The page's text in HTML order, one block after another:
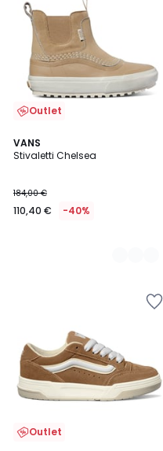
Outlet
VANS
Stivaletti Chelsea
184,00 €
110,40 € -40%
2
Colori
Outlet